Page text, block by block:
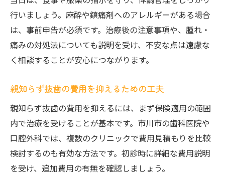
行いましょう。麻酔や鎮痛剤へのアレルギーがある場合
は、事前申告が必須です。治療後の注意事項や、腫れ・
痛みの対処法についても説明を受け、不安な点は遠慮な
く相談することが安心につながります。
親知らず抜歯の費用を抑えるための工夫
親知らず抜歯の費用を抑えるには、まず保険適用の範囲
内で治療を受けることが基本です。市川市の歯科医院や
口腔外科では、複数のクリニックで費用見積もりを比較
検討するのも有効な方法です。初診時に詳細な費用説明
を受け、追加費用の有無を確認しましょう。